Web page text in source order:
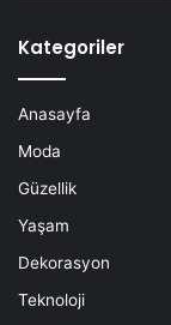
Kategoriler
Anasayfa
Moda
Güzellik
Yaşam
Dekorasyon
Teknoloji